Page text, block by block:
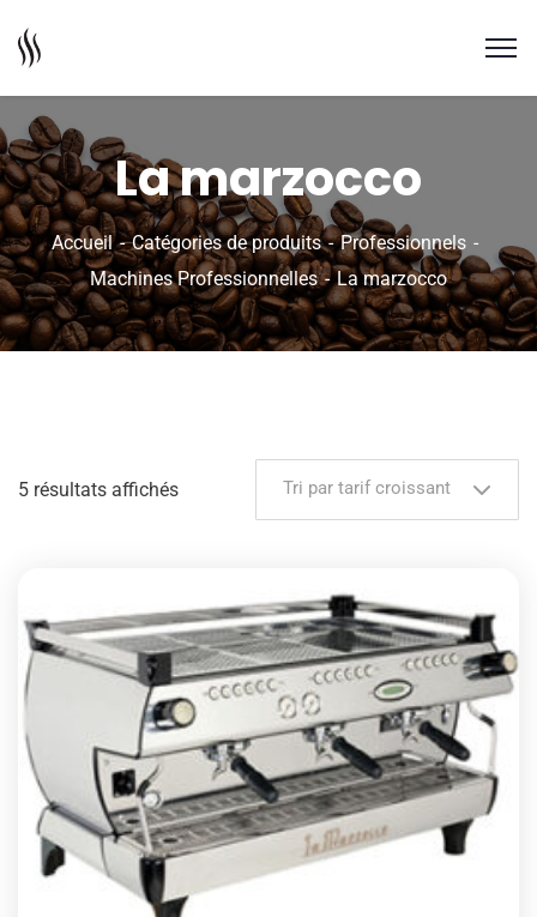
La marzocco
Accueil Catégories de produits
Professionnels
Machines Professionnelles
La marzocco
5 résultats affichés Tri par tarif croissant